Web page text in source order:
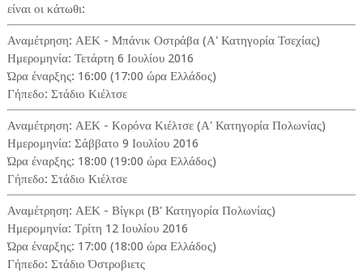
είναι οι κάτωθι:
Αναμέτρηση: ΑΕΚ - Μπάνικ Οστράβα (Α' Κατηγορία Τσεχίας)
Ημερομηνία: Τετάρτη 6 Ιουλίου 2016
Ώρα έναρξης: 16:00 (17:00 ώρα Ελλάδος)
Γήπεδο: Στάδιο Κιέλτσε
Αναμέτρηση: ΑΕΚ - Κορόνα Κιέλτσε (Α' Κατηγορία Πολωνίας)
Ημερομηνία: Σάββατο 9 Ιουλίου 2016
Ώρα έναρξης: 18:00 (19:00 ώρα Ελλάδος)
Γήπεδο: Στάδιο Κιέλτσε
Αναμέτρηση: ΑΕΚ - Βίγκρι (Β' Κατηγορία Πολωνίας)
Ημερομηνία: Τρίτη 12 Ιουλίου 2016
Ώρα έναρξης: 17:00 (18:00 ώρα Ελλάδος)
Γήπεδο: Στάδιο Όστροβιετς